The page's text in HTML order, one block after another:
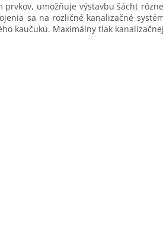
prvkov, umožňuje výstavbu šácht
sa na rozličné kanalizačné
kaučuku. Maximálny tlak